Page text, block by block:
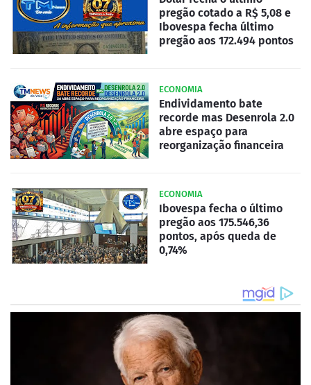
pregão cotado a R$ 5,08 e
Ibovespa fecha último
pregão aos 172.494 pontos
ECONOMIA
Endividamento bate
recorde mas Desenrola 2.0
abre espaço para
reorganização financeira
ECONOMIA
Ibovespa fecha o último
pregão aos 175.546,36
pontos, após queda de
0,74%